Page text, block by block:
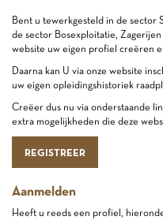
Bent u tewerkgesteld in de sector
de sector Bosexploitatie,
website uw eigen profiel creëren
Daarna kan U via onze website
uw eigen opleidingshistoriek
Creëer dus nu via onderstaande
extra mogelijkheden die deze
REGISTREER
Aanmelden
Heeft u reeds een profiel,